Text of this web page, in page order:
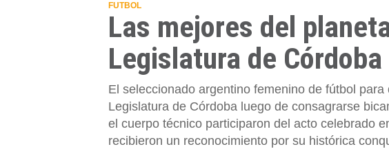
FUTBOL
Las mejores del
Legislatura de Córdoba
El seleccionado argentino femenino de fútbol
Legislatura de Córdoba luego de consagrarse
el cuerpo técnico participaron del acto celebrado
recibieron un reconocimiento por su histórica